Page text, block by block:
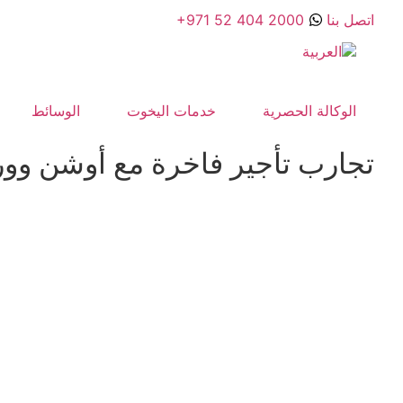
اتصل بنا +971 52 404 2000
الوكالة الحصرية خدمات اليخوت الوسائط
تجارب تأجير فاخرة مع أوشن